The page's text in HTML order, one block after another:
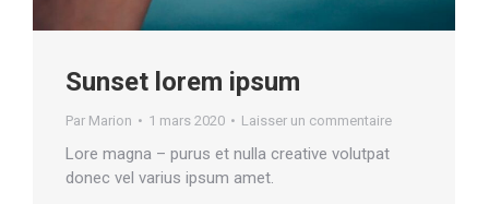
Sunset lorem ipsum
Par Marion 1 mars 2020 Laisser un commentaire
Lore magna – purus et nulla creative volutpat
donec vel varius ipsum amet.